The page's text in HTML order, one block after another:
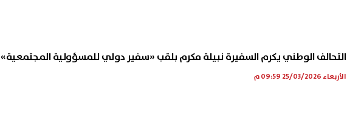
التحالف الوطني يكرم السفيرة نبيلة مكرم بلقب «سفير دولي للمسؤولية المجتمعية»
الأربعاء 25/03/2026 09:59 م